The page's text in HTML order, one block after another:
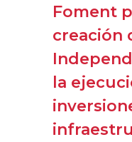
Foment
creación
la